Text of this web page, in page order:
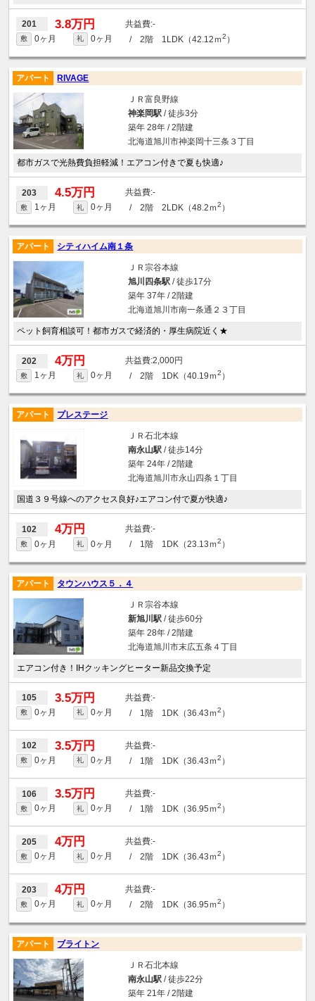
201 3.8万円 -
敷 0ヶ月 礼 0ヶ月 / 2階 1LDK（42.12ｍ2 ）
アパート RIVAGE
ＪＲ富良野線
神楽岡駅/ 徒歩3分
築年 28年 / 2階建
北海道旭川市神楽岡十三条３丁目
都市ガスで光熱費負担軽減！エアコン付きで夏も快適♪
203 4.5万円 -
敷 1ヶ月 礼 0ヶ月 / 2階 2LDK（48.2ｍ2 ）
アパート シティハイム南１条
ＪＲ宗谷本線
旭川四条駅/ 徒歩17分
築年 37年 / 2階建
北海道旭川市南一条通２３丁目
ペット飼育相談可！都市ガスで経済的・厚生病院近く★
202 4万円 2,000円
敷 1ヶ月 礼 0ヶ月 / 2階 1DK（40.19ｍ2 ）
アパート プレステージ
ＪＲ石北本線
南永山駅/ 徒歩14分
築年 24年 / 2階建
北海道旭川市永山四条１丁目
国道３９号線へのアクセス良好♪エアコン付で夏が快適♪
102 4万円 -
敷 0ヶ月 礼 0ヶ月 / 1階 1DK（23.13ｍ2 ）
アパート タウンハウス５．４
ＪＲ宗谷本線
新旭川駅/ 徒歩60分
築年 28年 / 2階建
北海道旭川市末広五条４丁目
エアコン付き！IHクッキングヒーター新品交換予定
105 3.5万円 -
敷 0ヶ月 礼 0ヶ月 / 1階 1DK（36.43ｍ2 ）
102 3.5万円 -
敷 0ヶ月 礼 0ヶ月 / 1階 1DK（36.43ｍ2 ）
106 3.5万円 -
敷 0ヶ月 礼 0ヶ月 / 1階 1DK（36.95ｍ2 ）
205 4万円 -
敷 0ヶ月 礼 0ヶ月 / 2階 1DK（36.43ｍ2 ）
203 4万円 -
敷 0ヶ月 礼 0ヶ月 / 2階 1DK（36.95ｍ2 ）
アパート ブライトン
ＪＲ石北本線
南永山駅/ 徒歩22分
築年 21年 / 2階建